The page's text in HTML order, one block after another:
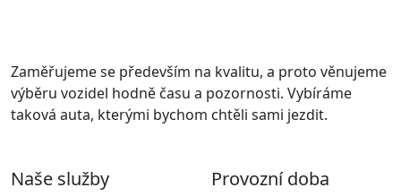
Zaměřujeme se především na kvalitu, a proto věnujeme
výběru vozidel hodně času a pozornosti. Vybíráme
taková auta, kterými bychom chtěli sami jezdit.
Naše služby Provozní doba